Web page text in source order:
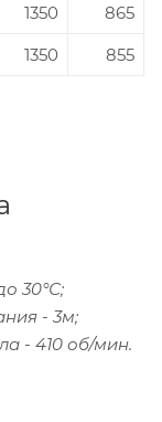
1350
865
1350 855
30°С;
- 3м;
- 410 об/мин.